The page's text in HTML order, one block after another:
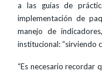
a las guías de
implementación de
manejo de
institucional: “sirviendo
“Es necesario recordar